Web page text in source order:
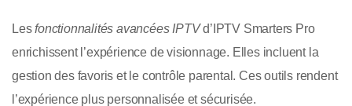
Lesfonctionnalités avancées IPTVd’IPTV Smarters Pro
enrichissent l’expérience de visionnage. Elles incluent la
gestion des favoris et le contrôle parental. Ces outils rendent
l’expérience plus personnalisée et sécurisée.